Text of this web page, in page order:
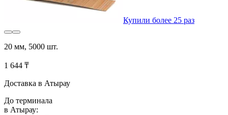
Купили более 25 раз
20 мм, 5000 шт.
1 644 ₸
Доставка в Атырау
До терминала
в Атырау: